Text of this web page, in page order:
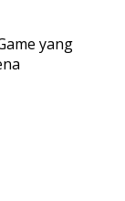
yang